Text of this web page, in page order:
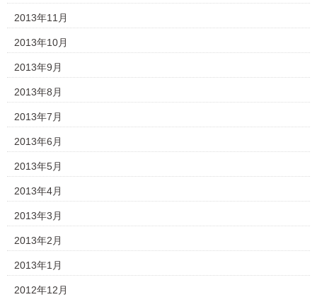
2013年11月
2013年10月
2013年9月
2013年8月
2013年7月
2013年6月
2013年5月
2013年4月
2013年3月
2013年2月
2013年1月
2012年12月